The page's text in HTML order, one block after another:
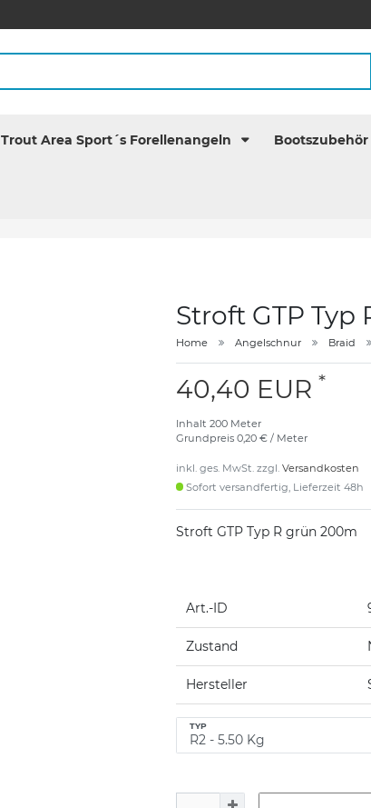
Trout Area Sport´s Forellenangeln Bootszubehör
Stroft GTP Typ
Home Angelschnur Braid
40,40 EUR *
Inhalt 200 Meter
Grundpreis 0,20 € / Meter
inkl. ges. MwSt. zzgl. Versandkosten
Sofort versandfertig, Lieferzeit 48h
Stroft GTP Typ R grün 200m
Art.-ID
Zustand
Hersteller
TYP